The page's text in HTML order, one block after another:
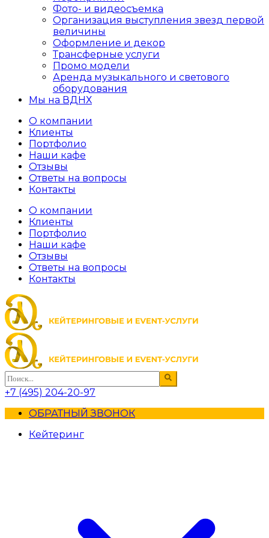
Фото- и видеосъемка
Организация выступления звезд первой
величины
Оформление и декор
Трансферные услуги
Промо модели
Аренда музыкального и светового
оборудования
Мы на ВДНХ
О компании
Клиенты
Портфолио
Наши кафе
Отзывы
Ответы на вопросы
Контакты
О компании
Клиенты
Портфолио
Наши кафе
Отзывы
Ответы на вопросы
Контакты
+7 (495) 204-20-97
ОБРАТНЫЙ ЗВОНОК
Кейтеринг